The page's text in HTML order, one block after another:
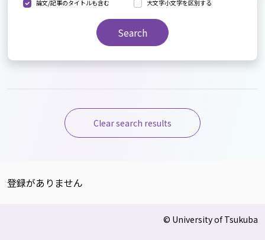
論文/記事のタイトルも含む 大文字小文字を区別する
Search
Clear search results
登録がありません
© University of Tsukuba